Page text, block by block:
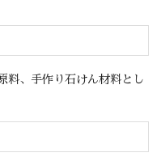
料、手作り石けん材料とし